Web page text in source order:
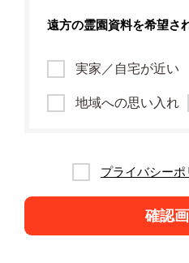
遠方の霊園資料を希望さ
実家／自宅が近い
地域への思い入れ
プライバシーポ
確認